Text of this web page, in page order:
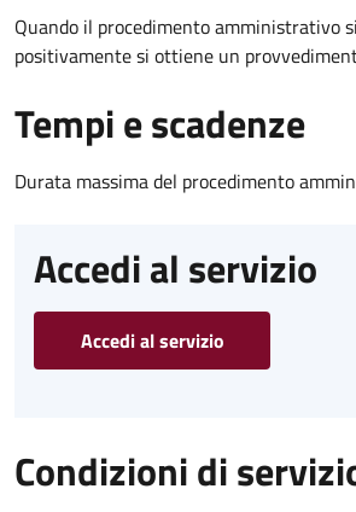
Quando il procedimento amministrativo
positivamente si ottiene un
Tempi e scadenze
Durata massima del procedimento
Accedi al servizio
Accedi al servizio
Condizioni di